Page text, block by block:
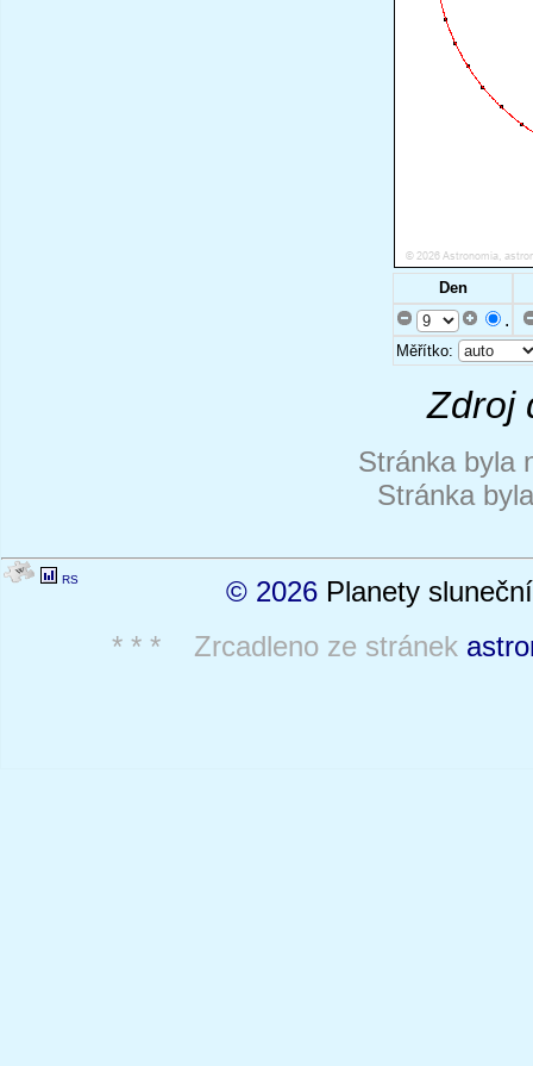
Den
.
Měřítko:
Zdroj
Stránka byla
Stránka
RS © 2026 Planety
* * * Zrcadleno ze stránek